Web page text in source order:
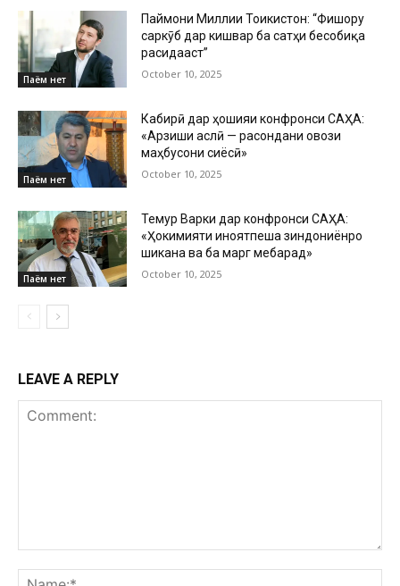
Паём нет
Паймони Миллии Тоҷикистон: “Фишору
саркӯб дар кишвар ба сатҳи бесобиқа
расидааст”
October 10, 2025
Паём нет
Кабирӣ дар ҳошияи конфронси САҲА:
«Арзиши аслӣ — расондани овози
маҳбусони сиёсӣ»
October 10, 2025
Паём нет
Темур Варки дар конфронси САҲА:
«Ҳокимияти ҷиноятпеша зиндониёнро
шиканҷа ва ба марг мебарад»
October 10, 2025
LEAVE A REPLY